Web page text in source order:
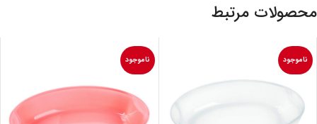
محصولات مرتبط
ناموجود ناموجود